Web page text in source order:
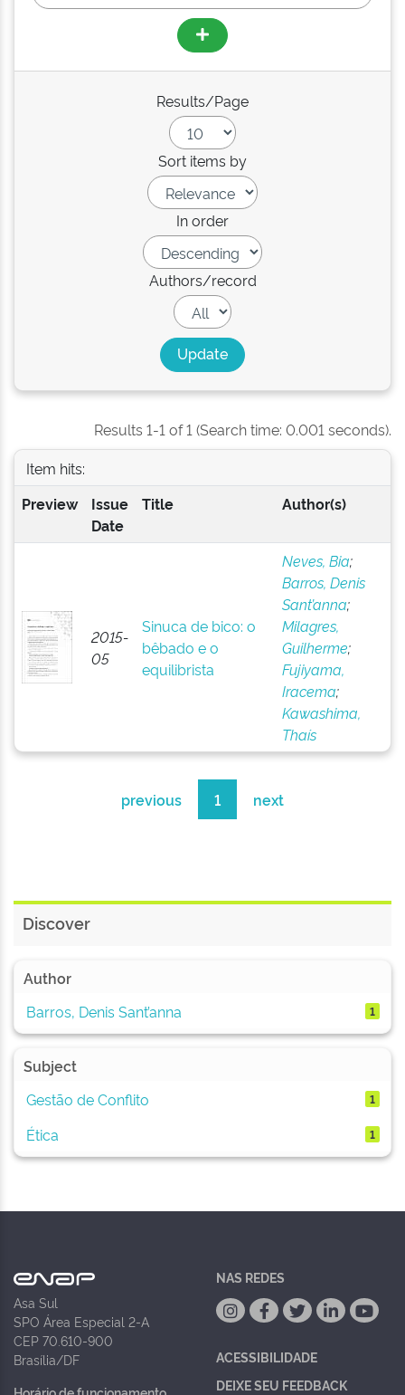
Results/Page
Sort items by
In order
Authors/record
Results 1-1 of 1 (Search time: 0.001 seconds).
Item hits:
Preview
Issue
Date
Title Author(s)
2015-
05
Sinuca de bico: o
bêbado e o
equilibrista
Neves, Bia;
Barros, Denis
Sant’anna;
Milagres,
Guilherme;
Fujiyama,
Iracema;
Kawashima,
Thaís
previous 1 next
Discover
Author
Barros, Denis Sant’anna
1
Subject
Gestão de Conflito
1
Ética 1
Asa Sul
SPO Área Especial 2-A
CEP 70.610-900
Brasília/DF
NAS REDES
ACESSIBILIDADE
DEIXE SEU FEEDBACK